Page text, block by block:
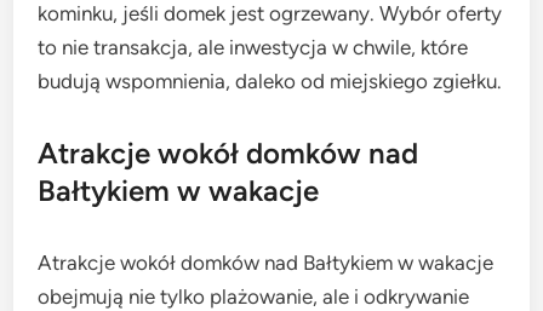
kominku, jeśli domek jest ogrzewany. Wybór oferty
to nie transakcja, ale inwestycja w chwile, które
budują wspomnienia, daleko od miejskiego zgiełku.
Atrakcje wokół domków nad
Bałtykiem w wakacje
Atrakcje wokół domków nad Bałtykiem w wakacje
obejmują nie tylko plażowanie, ale i odkrywanie